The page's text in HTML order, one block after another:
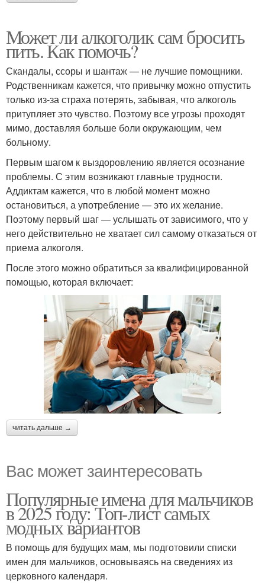
Может ли алкоголик сам бросить
пить. Как помочь?
Скандалы, ссоры и шантаж — не лучшие помощники.
Родственникам кажется, что привычку можно отпустить
только из-за страха потерять, забывая, что алкоголь
притупляет это чувство. Поэтому все угрозы проходят
мимо, доставляя больше боли окружающим, чем
больному.
Первым шагом к выздоровлению является осознание
проблемы. С этим возникают главные трудности.
Аддиктам кажется, что в любой момент можно
остановиться, а употребление — это их желание.
Поэтому первый шаг — услышать от зависимого, что у
него действительно не хватает сил самому отказаться от
приема алкоголя.
После этого можно обратиться за квалифицированной
помощью, которая включает:
читать дальше →
Вас может заинтересовать
Популярные имена для мальчиков
в 2025 году: Топ-лист самых
модных вариантов
В помощь для будущих мам, мы подготовили списки
имен для мальчиков, основываясь на сведениях из
церковного календаря.